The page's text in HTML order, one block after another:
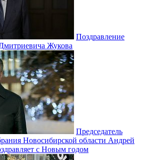
Поздравление
Жукова
Председатель
Новосибирской области Андрей
с Новым годом